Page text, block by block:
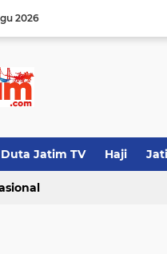
2026
Duta Jatim TV Haji